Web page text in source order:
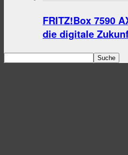
FRITZ!Box 7590
die digitale